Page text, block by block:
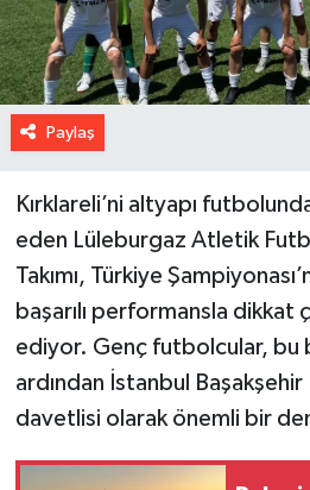
Paylaş
Kırklareli’ni altyapı
eden Lüleburgaz Atletik
Takımı, Türkiye
başarılı performansla dikkat
ediyor. Genç futbolcular, bu
ardından İstanbul Başakşehir
davetlisi olarak önemli bir